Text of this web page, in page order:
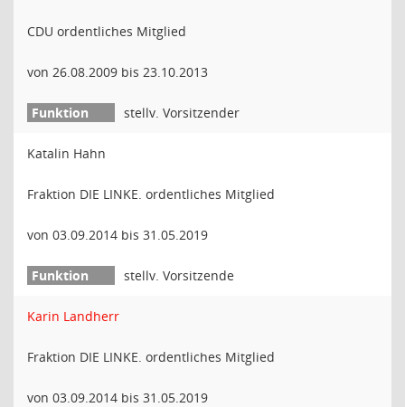
CDU ordentliches Mitglied
von 26.08.2009 bis 23.10.2013
stellv. Vorsitzender
Katalin Hahn
Fraktion DIE LINKE. ordentliches Mitglied
von 03.09.2014 bis 31.05.2019
stellv. Vorsitzende
Karin Landherr
Fraktion DIE LINKE. ordentliches Mitglied
von 03.09.2014 bis 31.05.2019